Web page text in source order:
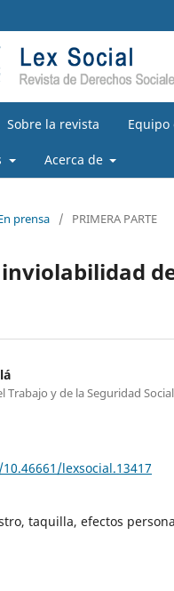
Sobre la revista
Acerca de
prensa / PRIMERA PARTE
inviolabilidad
Trabajo y de la Seguridad
lexsocial.13417
taquilla, efectos